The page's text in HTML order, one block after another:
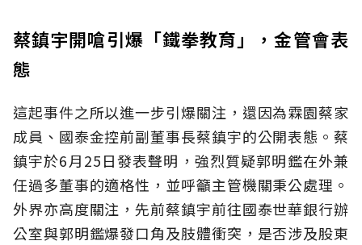
蔡鎮宇開嗆引爆「鐵拳教育」，金管會表
態
這起事件之所以進一步引爆關注，還因為霖園蔡家
成員、國泰金控前副董事長蔡鎮宇的公開表態。蔡
鎮宇於6月25日發表聲明，強烈質疑郭明鑑在外兼
任過多董事的適格性，並呼籲主管機關秉公處理。
外界亦高度關注，先前蔡鎮宇前往國泰世華銀行辦
公室與郭明鑑爆發口角及肢體衝突，是否涉及股東